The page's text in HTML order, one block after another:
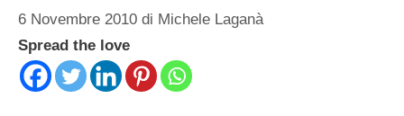
6 Novembre 2010 di Michele Laganà
Spread the love